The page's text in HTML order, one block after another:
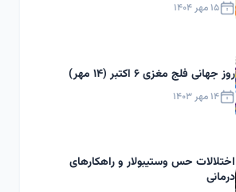
۱۵ مهر ۱۴۰۴
روز جهانی فلج مغزی ۶ اکتبر (۱۴ مهر)
۱۴ مهر ۱۴۰۳
اختلالات حس وستیبولار و راهکارهای
درمانی